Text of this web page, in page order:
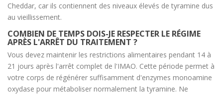
Cheddar, car ils contiennent des niveaux élevés de tyramine dus
au vieillissement.
COMBIEN DE TEMPS DOIS-JE RESPECTER LE RÉGIME
APRÈS L'ARRÊT DU TRAITEMENT ?
Vous devez maintenir les restrictions alimentaires pendant 14 à
21 jours après l'arrêt complet de l'IMAO. Cette période permet à
votre corps de régénérer suffisamment d'enzymes monoamine
oxydase pour métaboliser normalement la tyramine. Ne